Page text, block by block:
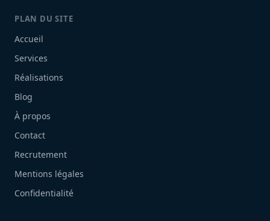
PLAN DU SITE
Accueil
Services
Réalisations
Blog
À propos
Contact
Recrutement
Mentions légales
Confidentialité